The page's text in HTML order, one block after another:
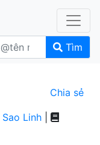
Tìm
Chia sẻ
Sao Linh